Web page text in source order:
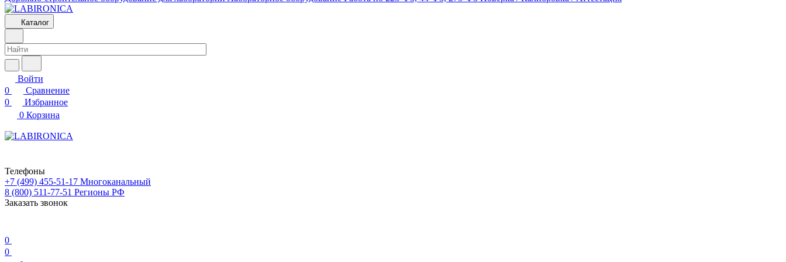
Каталог
Войти
0
Сравнение
0
Избранное
0 Корзина
Телефоны
+7 (499) 455-51-17 Многоканальный
8 (800) 511-77-51 Регионы РФ
Заказать звонок
0
0